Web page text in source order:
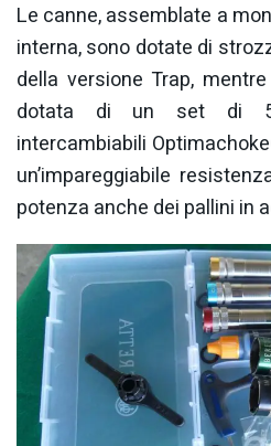
Le canne, assemblate a
interna, sono dotate di
della versione Trap,
dotata di un set di 5
intercambiabili
un’impareggiabile
potenza anche dei pallini in